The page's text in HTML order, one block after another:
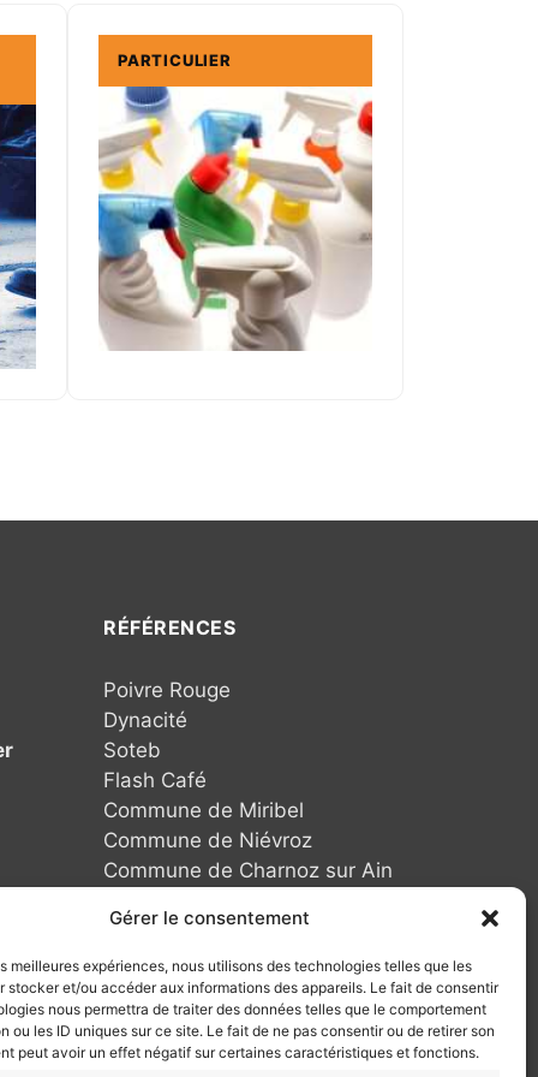
Gérer le consentement
meilleures expériences, nous utilisons des technologies telles que les
stocker et/ou accéder aux informations des appareils. Le fait de consentir
nous permettra de traiter des données telles que le comportement
ou les ID uniques sur ce site. Le fait de ne pas consentir ou de retirer son
peut avoir un effet négatif sur certaines caractéristiques et fonctions.
PARTICULIER
RÉFÉRENCES
Poivre Rouge
Dynacité
Soteb
Flash Café
Commune de Miribel
Commune de Niévroz
Commune de Charnoz sur Ain
Commune de Beynost
Henri Grumel
Edya
Schmidt
Artemis